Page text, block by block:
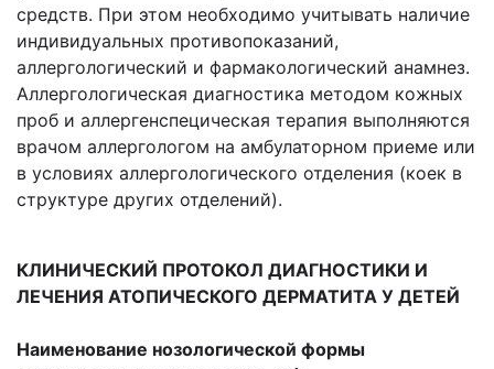
средств. При этом необходимо учитывать наличие
индивидуальных противопоказаний,
аллергологический и фармакологический анамнез.
Аллергологическая диагностика методом кожных
проб и аллергенспецическая терапия выполняются
врачом аллергологом на амбулаторном приеме или
в условиях аллергологического отделения (коек в
структуре других отделений).
КЛИНИЧЕСКИЙ ПРОТОКОЛ ДИАГНОСТИКИ И
ЛЕЧЕНИЯ АТОПИЧЕСКОГО ДЕРМАТИТА У ДЕТЕЙ
Наименование нозологической формы